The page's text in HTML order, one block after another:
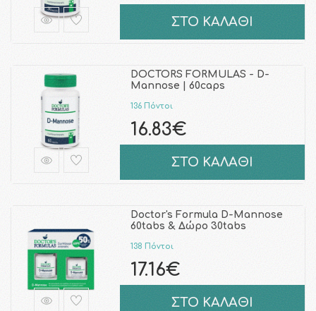
ΣΤΟ ΚΑΛΑΘΙ
DOCTORS FORMULAS - D-
Mannose | 60caps
136 Πόντοι
16.83€
ΣΤΟ ΚΑΛΑΘΙ
Doctor's Formula D-Mannose
60tabs & Δώρο 30tabs
138 Πόντοι
17.16€
ΣΤΟ ΚΑΛΑΘΙ